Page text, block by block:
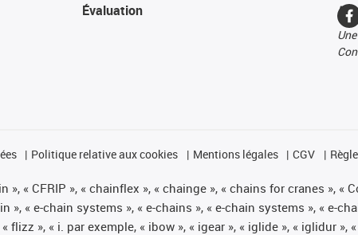
Évaluation
Politique relative aux cookies Mentions légales CGV
», « CFRIP », « chainflex », « chainge », « chains for cranes », «
», « e-chain systems », « e-chains », « e-chain systems », « e-
flizz », « i. par exemple, « ibow », « igear », « iglide », « iglidur